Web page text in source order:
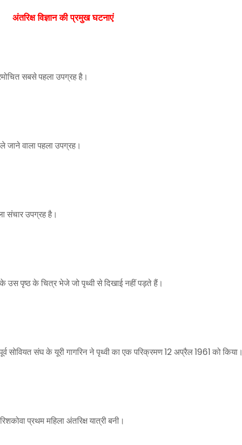
अंतरिक्ष विज्ञान की प्रमुख घटनाएं
सबसे पहला उपग्रह है।
जाने वाला पहला उपग्रह।
संचार उपग्रह है।
उस पृष्ठ के चित्र भेजे जो पृथ्वी से दिखाई नहीं पड़ते हैं।
पूर्व सोवियत संघ के यूरी गागरिन ने पृथ्वी का एक परिक्रमण12 अप्रैल1961 को किया।
प्रथम महिला अंतरिक्ष यात्री बनी।